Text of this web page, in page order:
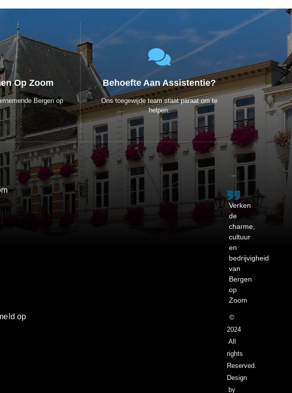
Op Zoom
Bergen op
Behoefte Aan Assistentie?
Ons toegewijde team staat paraat om te
helpen.
op
Verken
de
charme,
cultuur
en
bedrijvigheid
van
Bergen
op
Zoom
©
2024
All
rights
Reserved.
Design
by